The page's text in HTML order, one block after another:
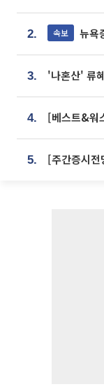
2. 속보 뉴욕
3.
4.
5.